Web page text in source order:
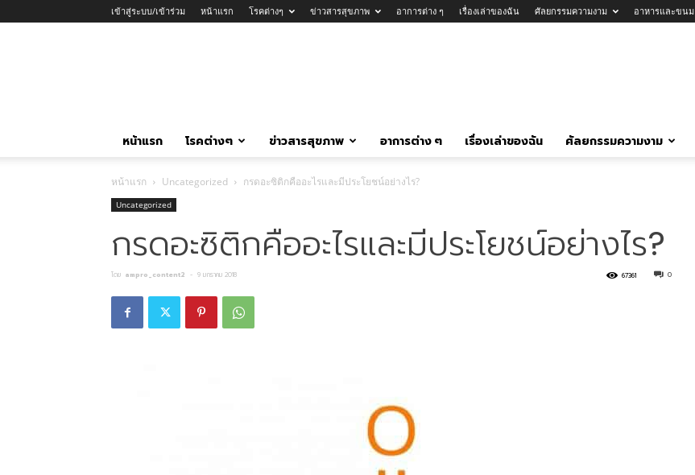
เข้าสู่ระบบ/เข้าร่วม หน้าแรก โรคต่างๆ ข่าวสารสุขภาพ อาการต่าง ๆ เรื่องเล่าของฉัน ศัลยกรรมความงาม อาหารและขนม
หน้าแรก โรคต่างๆ ข่าวสารสุขภาพ อาการต่าง ๆ เรื่องเล่าของฉัน ศัลยกรรมความงาม
หน้าแรก Uncategorized กรดอะซิติกคืออะไรและมีประโยชน์อย่างไร?
Uncategorized
กรดอะซิติกคืออะไรและมีประโยชน์อย่างไร?
โดย ampro_content2 - 9 มกราคม 2018 0
67361